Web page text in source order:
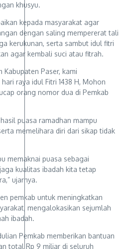
khusyu.
kepada masyarakat agar
dengan saling mempererat tali
kerukunan, serta sambut idul fitri
agar kembali suci atau fitrah.
Kabupaten Paser, kami
raya idul Fitri 1438 H, Mohon
orang nomor dua di Pemkab
puasa ramadhan mampu
memelihara diri dari sikap tidak
memaknai puasa sebagai
kualitas ibadah kita tetap
ujarnya.
pemkab untuk meningkatkan
mengalokasikan sejumlah
ibadah.
Pemkab memberikan bantuan
total Rp 9 miliar di seluruh